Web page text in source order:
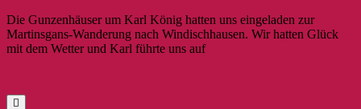
Die Gunzenhäuser um Karl König hatten uns eingeladen zur
Martinsgans-Wanderung nach Windischhausen. Wir hatten Glück
mit dem Wetter und Karl führte uns auf